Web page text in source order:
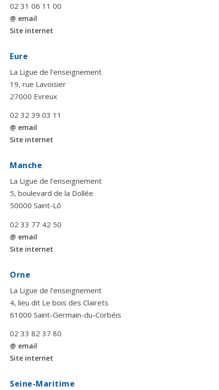
02 31 06 11 00
@ email
Site internet
Eure
La Ligue de l’enseignement
19, rue Lavoisier
27000 Evreux
02 32 39 03 11
@ email
Site internet
Manche
La Ligue de l’enseignement
5, boulevard de la Dollée
50000 Saint-Lô
02 33 77 42 50
@ email
Site internet
Orne
La Ligue de l’enseignement
4, lieu dit Le bois des Clairets
61000 Saint-Germain-du-Corbéis
02 33 82 37 80
@ email
Site internet
Seine-Maritime